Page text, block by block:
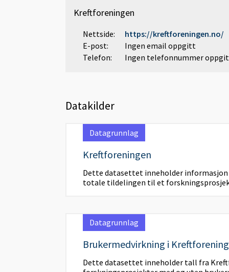
Kreftforeningen
Nettside:
https://kreftforeningen.no/
E-post:
Ingen email oppgitt
Telefon:
Ingen telefonnummer
Datakilder
Datagrunnlag
Kreftforeningen
Dette datasettet inneholder
totale tildelingen til et
Datagrunnlag
Brukermedvirkning i
Dette datasettet inneholder tall fra